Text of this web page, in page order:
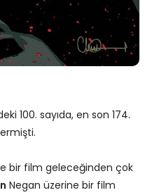
100. sayıda, en son 174.
bir film geleceğinden çok
Negan üzerine bir film